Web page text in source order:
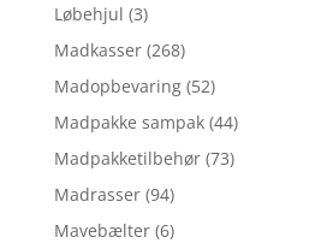
Løbehjul (3)
Madkasser (268)
Madopbevaring (52)
Madpakke sampak (44)
Madpakketilbehør (73)
Madrasser (94)
Mavebælter (6)